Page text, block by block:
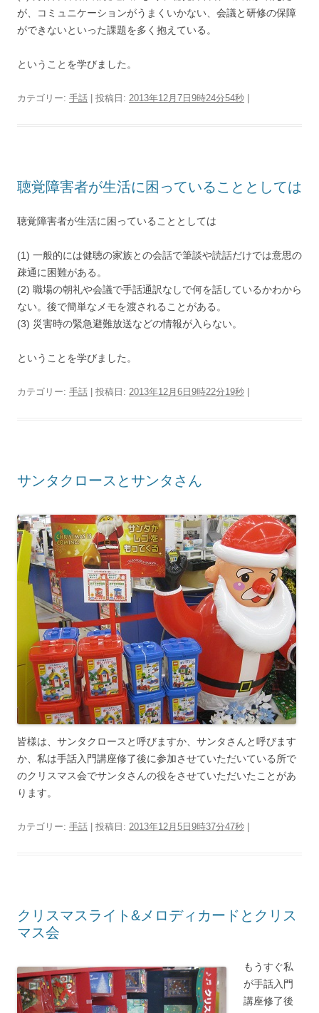
が、コミュニケーションがうまくいかない、会議と研修の保障
ができないといった課題を多く抱えている。
ということを学びました。
カテゴリー: 手話 | 投稿日: 2013年12月7日9時24分54秒
聴覚障害者が生活に困っていることとしては
聴覚障害者が生活に困っていることとしては
(1) 一般的には健聴の家族との会話で筆談や読話だけでは意思の
疎通に困難がある。
(2) 職場の朝礼や会議で手話通訳なしで何を話しているかわから
ない。後で簡単なメモを渡されることがある。
(3) 災害時の緊急避難放送などの情報が入らない。
ということを学びました。
カテゴリー: 手話 | 投稿日: 2013年12月6日9時22分19秒
サンタクロースとサンタさん
皆様は、サンタクロースと呼びますか、サンタさんと呼びます
か、私は手話入門講座修了後に参加させていただいている所で
のクリスマス会でサンタさんの役をさせていただいたことがあ
ります。
カテゴリー: 手話 | 投稿日: 2013年12月5日9時37分47秒
クリスマスライト&メロディカードとクリス
マス会
もうすぐ私
が手話入門
講座修了後